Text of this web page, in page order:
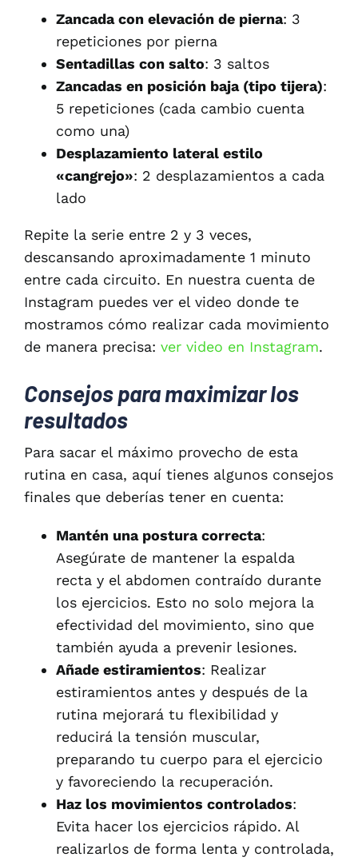
Zancada con elevación de pierna: 3
repeticiones por pierna
Sentadillas con salto: 3 saltos
Zancadas en posición baja (tipo tijera):
5 repeticiones (cada cambio cuenta
como una)
Desplazamiento lateral estilo
«cangrejo»: 2 desplazamientos a cada
lado
Repite la serie entre 2 y 3 veces,
descansando aproximadamente 1 minuto
entre cada circuito. En nuestra cuenta de
Instagram puedes ver el video donde te
mostramos cómo realizar cada movimiento
de manera precisa: ver video en Instagram.
Consejos para maximizar los
resultados
Para sacar el máximo provecho de esta
rutina en casa, aquí tienes algunos consejos
finales que deberías tener en cuenta:
Mantén una postura correcta:
Asegúrate de mantener la espalda
recta y el abdomen contraído durante
los ejercicios. Esto no solo mejora la
efectividad del movimiento, sino que
también ayuda a prevenir lesiones.
Añade estiramientos: Realizar
estiramientos antes y después de la
rutina mejorará tu flexibilidad y
reducirá la tensión muscular,
preparando tu cuerpo para el ejercicio
y favoreciendo la recuperación.
Haz los movimientos controlados:
Evita hacer los ejercicios rápido. Al
realizarlos de forma lenta y controlada,